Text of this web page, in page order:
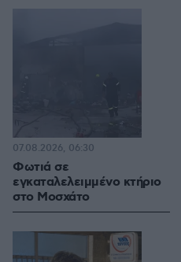
Φωτιά σε
εγκαταλελειμμένο κτήριο
στο Μοσχάτο
07.08.2026, 06:30